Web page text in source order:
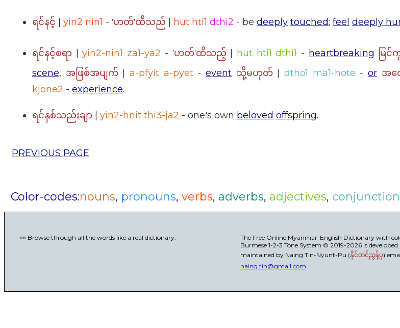
ရင်နင့် | yin2 nin1 - 'ဟတ်'ထိသည် | hut hti1 dthi2 - be deeply touched; feel deeply
ရင်နင့်စရာ |yin2-nin1 za1-ya2 - 'ဟတ်'ထိသည့် | hut hti1 dthi1 - heartbreaking မြင်
scene, အဖြစ်အပျက်| a-pfyit a-pyet- event သို့မဟုတ်| dtho1 ma1-hote - or အ
kjone2 - experience.
ရင်နှစ်သည်းချာ | yin2-hnit thi3-ja2 - one's own beloved offspring.
PREVIOUS PAGE
Color-codes:nouns, pronouns, verbs, adverbs, adjectives,
👀 Browse through all the words like a real dictionary.
The Free Online Myanmar-English Dictionary with
Burmese 1-2-3 Tone System © 2019-2026 is developed
maintained by Naing Tin-Nyunt-Pu.(နိုင်တင်ညွန့်ပု)
naing.tin@gmail.com